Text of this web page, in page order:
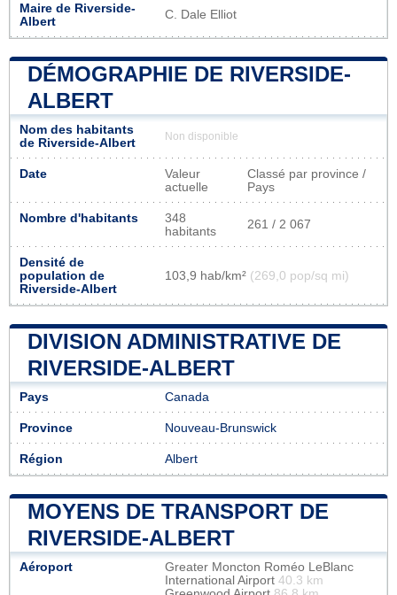
Maire de Riverside-
Albert
C. Dale Elliot
DÉMOGRAPHIE DE RIVERSIDE-
ALBERT
Nom des habitants
de Riverside-Albert
Non disponible
Date
Valeur
actuelle
Classé par province /
Pays
Nombre d'habitants
348
habitants
261 / 2 067
Densité de
population de
Riverside-Albert
103,9 hab/km² (269,0 pop/sq mi)
DIVISION ADMINISTRATIVE DE
RIVERSIDE-ALBERT
Pays Canada
Province Nouveau-Brunswick
Région Albert
MOYENS DE TRANSPORT DE
RIVERSIDE-ALBERT
Aéroport
Greater Moncton Roméo LeBlanc
International Airport 40.3 km